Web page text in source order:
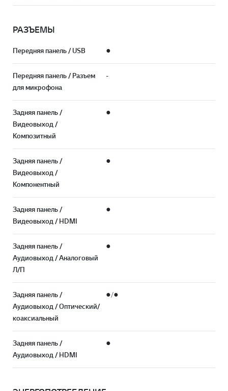
РАЗЪЕМЫ
Передняя панель / USB ●
Передняя панель / Разъем
для микрофона
-
Задняя панель /
Видеовыход /
Композитный
●
Задняя панель /
Видеовыход /
Компонентный
●
Задняя панель /
Видеовыход / HDMI
●
Задняя панель /
Аудиовыход / Аналоговый
Л/П
●
Задняя панель /
Аудиовыход / Оптический/
коаксиальный
●/●
Задняя панель /
Аудиовыход / HDMI
●